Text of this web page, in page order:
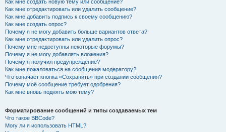
Как мне создать новую тему или сообщение?
Как мне отредактировать или удалить сообщение?
Как мне добавить подпись к своему сообщению?
Как мне создать опрос?
Почему я не могу добавить больше вариантов ответа?
Как мне отредактировать или удалить опрос?
Почему мне недоступны некоторые форумы?
Почему я не могу добавлять вложения?
Почему я получил предупреждение?
Как мне пожаловаться на сообщения модератору?
Что означает кнопка «Сохранить» при создании сообщения?
Почему моё сообщение требует одобрения?
Как мне вновь поднять мою тему?
Форматирование сообщений и типы создаваемых тем
Что такое BBCode?
Могу ли я использовать HTML?